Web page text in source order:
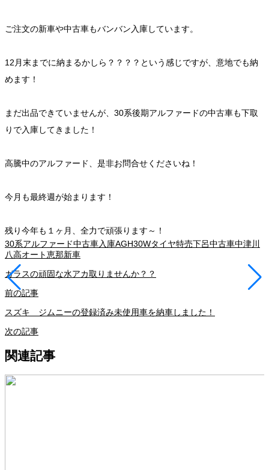
ご注文の新車や中古車もバンバン入庫しています。
12月末までに納まるかしら？？？？という感じですが、意地でも納
めます！
まだ出品できていませんが、30系後期アルファードの中古車も下取
りで入庫してきました！
高騰中のアルファード、是非お問合せくださいね！
今月も最終週が始まります！
残り今年も１ヶ月、全力で頑張ります～！
30系アルファード中古車入庫AGH30Wタイヤ特売下呂中古車中津川
八高オート恵那新車
ガラスの頑固な水アカ取りませんか？？
前の記事
スズキ ジムニーの登録済み未使用車を納車しました！
次の記事
関連記事